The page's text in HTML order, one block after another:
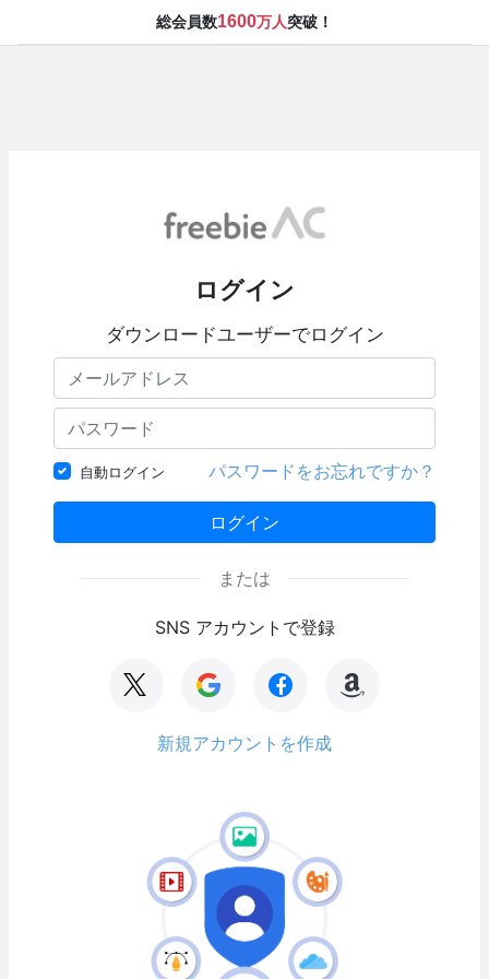
総会員数1600万人突破！
ログイン
ダウンロードユーザーでログイン
自動ログイン パスワードをお忘れですか？
ログイン
または
SNS アカウントで登録
新規アカウントを作成